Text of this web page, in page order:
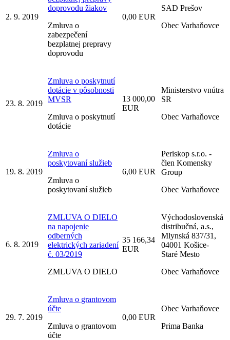
2. 9. 2019
doprovodu žiakov
Zmluva o
zabezpečení
bezplatnej prepravy
doprovodu
0,00 EUR
SAD Prešov
Obec Varhaňovce
23. 8. 2019
Zmluva o poskytnutí
dotácie v pôsobnosti
MVSR
Zmluva o poskytnutí
dotácie
13 000,00
EUR
Ministerstvo vnútra
SR
Obec Varhaňovce
19. 8. 2019
Zmluva o
poskytovaní služieb
Zmluva o
poskytovaní služieb
6,00 EUR
Periskop s.r.o. -
člen Komensky
Group
Obec Varhaňovce
6. 8. 2019
ZMLUVA O DIELO
na napojenie
odberných
elektrických zariadení
č. 03/2019
ZMLUVA O DIELO
35 166,34
EUR
Východoslovenská
distribučná, a.s.,
Mlynská 837/31,
04001 Košice-
Staré Mesto
Obec Varhaňovce
29. 7. 2019
Zmluva o grantovom
účte
Zmluva o grantovom
účte
0,00 EUR
Obec Varhaňovce
Prima Banka